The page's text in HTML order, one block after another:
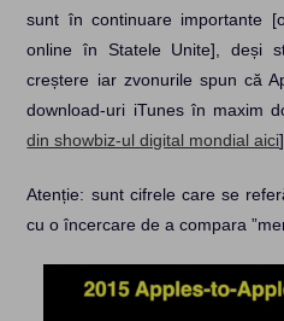
sunt în continuare importante
online în Statele Unite], deși
creștere iar zvonurile spun că
download-uri iTunes în maxim
din showbiz-ul digital mondial aici].
Atenție: sunt cifrele care se
cu o încercare de a compara